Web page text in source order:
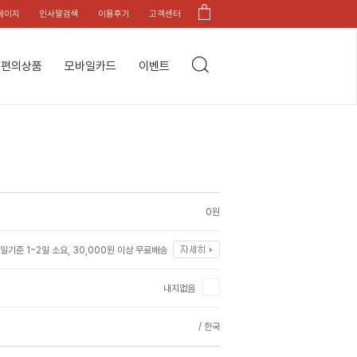
이지 인사말검색 이용후기 고객센터
편의상품 모바일카드 이벤트
0원
기준 1~2일 소요, 30,000원 이상 무료배송
내지없음
/ 한국